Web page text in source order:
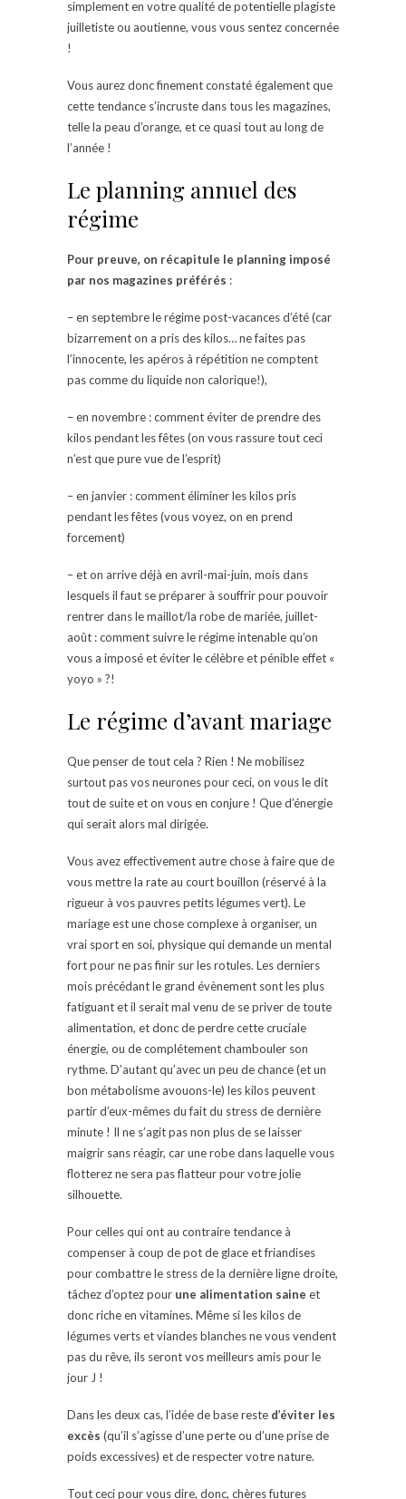
simplement en votre qualité de potentielle plagiste
juilletiste ou aoutienne, vous vous sentez concernée
!
Vous aurez donc finement constaté également que
cette tendance s’incruste dans tous les magazines,
telle la peau d’orange, et ce quasi tout au long de
l’année !
Le planning annuel des
régime
Pour preuve, on récapitule le planning imposé
par nos magazines préférés :
– en septembre le régime post-vacances d’été (car
bizarrement on a pris des kilos… ne faites pas
l’innocente, les apéros à répétition ne comptent
pas comme du liquide non calorique!),
– en novembre : comment éviter de prendre des
kilos pendant les fêtes (on vous rassure tout ceci
n’est que pure vue de l’esprit)
– en janvier : comment éliminer les kilos pris
pendant les fêtes (vous voyez, on en prend
forcement)
– et on arrive déjà en avril-mai-juin, mois dans
lesquels il faut se préparer à souffrir pour pouvoir
rentrer dans le maillot/la robe de mariée, juillet-
août : comment suivre le régime intenable qu’on
vous a imposé et éviter le célèbre et pénible effet «
yoyo » ?!
Le régime d’avant mariage
Que penser de tout cela ? Rien ! Ne mobilisez
surtout pas vos neurones pour ceci, on vous le dit
tout de suite et on vous en conjure ! Que d’énergie
qui serait alors mal dirigée.
Vous avez effectivement autre chose à faire que de
vous mettre la rate au court bouillon (réservé à la
rigueur à vos pauvres petits légumes vert). Le
mariage est une chose complexe à organiser, un
vrai sport en soi, physique qui demande un mental
fort pour ne pas finir sur les rotules. Les derniers
mois précédant le grand évènement sont les plus
fatiguant et il serait mal venu de se priver de toute
alimentation, et donc de perdre cette cruciale
énergie, ou de complétement chambouler son
rythme. D’autant qu’avec un peu de chance (et un
bon métabolisme avouons-le) les kilos peuvent
partir d’eux-mêmes du fait du stress de dernière
minute ! Il ne s’agit pas non plus de se laisser
maigrir sans réagir, car une robe dans laquelle vous
flotterez ne sera pas flatteur pour votre jolie
silhouette.
Pour celles qui ont au contraire tendance à
compenser à coup de pot de glace et friandises
pour combattre le stress de la dernière ligne droite,
tâchez d’optez pour une alimentation saine et
donc riche en vitamines. Même si les kilos de
légumes verts et viandes blanches ne vous vendent
pas du rêve, ils seront vos meilleurs amis pour le
jour J !
Dans les deux cas, l’idée de base reste d’éviter les
excès (qu’il s’agisse d’une perte ou d’une prise de
poids excessives) et de respecter votre nature.
Tout ceci pour vous dire, donc, chères futures